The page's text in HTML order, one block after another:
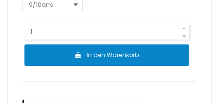
In den Warenkorb